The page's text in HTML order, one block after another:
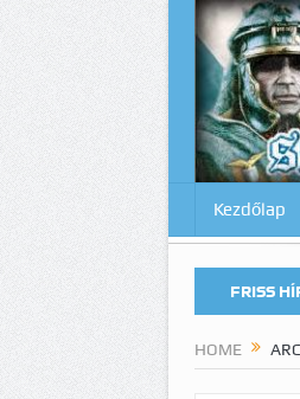
Kezdőlap
FRISS
Milánóban! Szerencsés
HOME